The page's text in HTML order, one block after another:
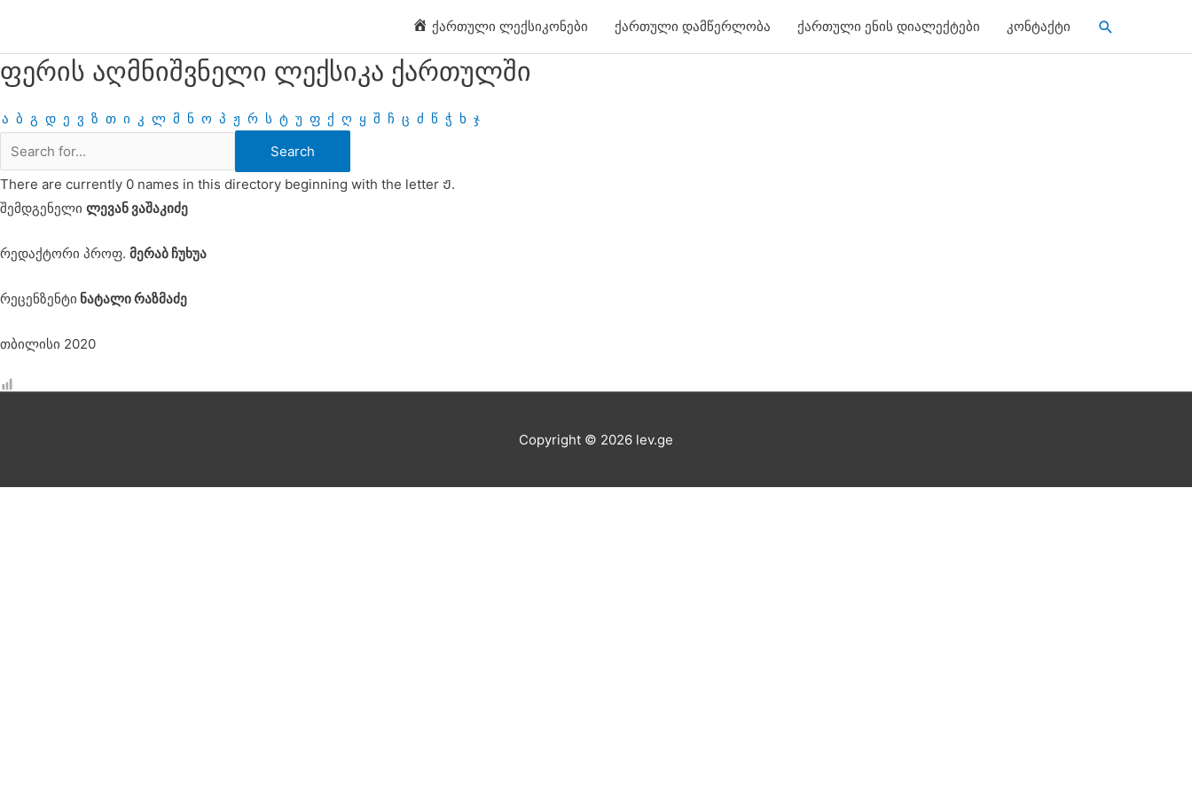
content
ქართული ლექსიკონები ქართული დამწერლობა ქართული ენის დიალექტები კონტაქტი Search
ფერის აღმნიშვნელი ლექსიკა ქართულში
ა ბ გ დ ე ვ ზ თ ი კ ლ მ ნ ო პ ჟ რ ს ტ უ ფ ქ ღ ყ შ ჩ ც ძ წ ჭ ხ ჯ
There are currently 0 names in this directory beginning with the letter Ჟ.
შემდგენელი ლევან ვაშაკიძე
რედაქტორი პროფ. მერაბ ჩუხუა
რეცენზენტი ნატალი რაზმაძე
თბილისი 2020
Copyright © 2026 lev.ge